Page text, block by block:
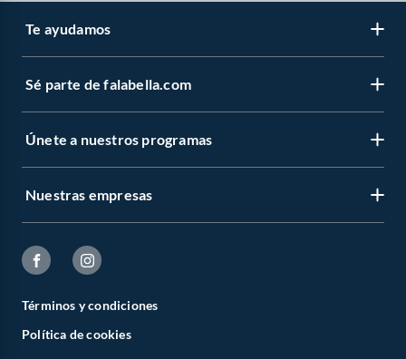
Te ayudamos
Sé parte de falabella.com
Únete a nuestros programas
Nuestras empresas
Términos y condiciones
Política de cookies